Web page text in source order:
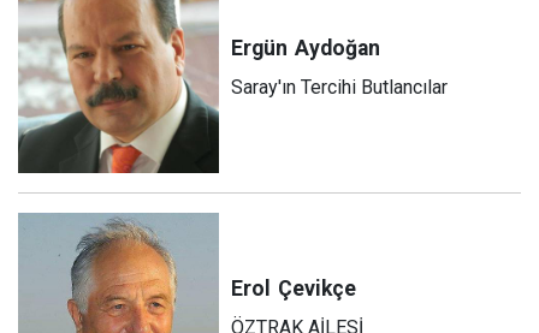
Ergün Aydoğan
Saray'ın Tercihi Butlancılar
Erol Çevikçe
ÖZTRAK AİLESİ